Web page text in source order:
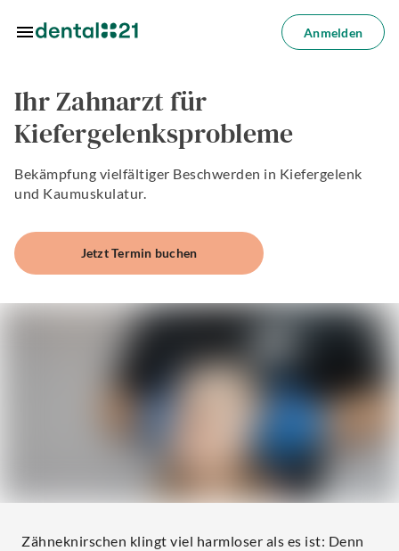
Anmelden
Ihr Zahnarzt für
Kiefergelenksprobleme
Bekämpfung vielfältiger Beschwerden in Kiefergelenk
und Kaumuskulatur.
Jetzt Termin buchen
Zähneknirschen klingt viel harmloser als es ist: Denn